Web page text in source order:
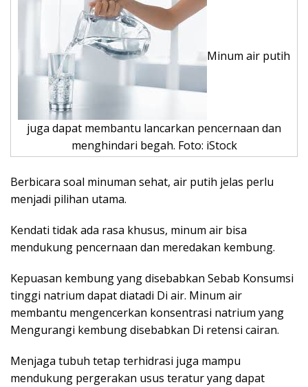
Minum air putih
juga dapat membantu lancarkan pencernaan dan
menghindari begah. Foto: iStock
Berbicara soal minuman sehat, air putih jelas perlu
menjadi pilihan utama.
Kendati tidak ada rasa khusus, minum air bisa
mendukung pencernaan dan meredakan kembung.
Kepuasan kembung yang disebabkan Sebab Konsumsi
tinggi natrium dapat diatadi Di air. Minum air
membantu mengencerkan konsentrasi natrium yang
Mengurangi kembung disebabkan Di retensi cairan.
Menjaga tubuh tetap terhidrasi juga mampu
mendukung pergerakan usus teratur yang dapat